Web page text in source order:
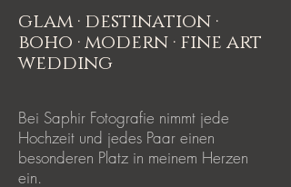
glam · destination ·
boho · modern · fine art
wedding
Bei Saphir Fotografie nimmt jede
Hochzeit und jedes Paar einen
besonderen Platz in meinem Herzen
ein.